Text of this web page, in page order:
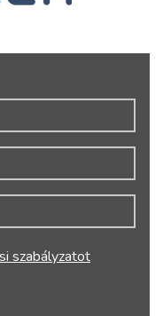
szabályzatot